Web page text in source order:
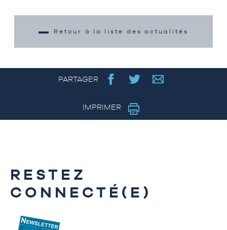
Retour à la liste des actualités
PARTAGER
IMPRIMER
RESTEZ
CONNECTÉ(E)